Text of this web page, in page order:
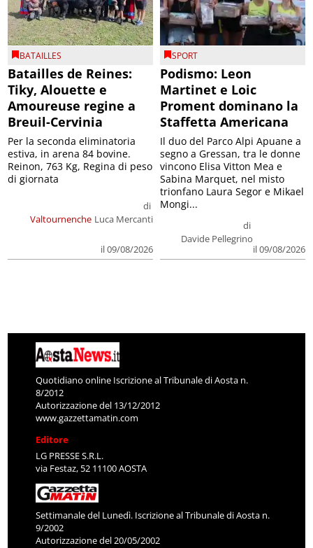
BATAILLES
Batailles de Reines:
Tiky, Alouette e
Amoureuse regine a
Breuil-Cervinia
Valtournenche
di
Luca Mercanti
il 09/08/2026
Per la seconda eliminatoria
estiva, in arena 84 bovine.
Reinon, 763 Kg, Regina di peso
di giornata
SPORT
Podismo: Leon
Martinet e Loic
Proment dominano la
Staffetta Americana
di
Davide Pellegrino
il 09/08/2026
Il duo del Parco Alpi Apuane a
segno a Gressan, tra le donne
vincono Elisa Vitton Mea e
Sabina Marquet, nel misto
trionfano Laura Segor e Mikael
Mongi...
Quotidiano online Iscrizione al Tribunale di Aosta n.
8/2012
Autorizzazione del 13/12/2012
www.gazzettamatin.com
Editore
LG PRESSE S.R.L.
via Festaz, 52 11100 AOSTA
Settimanale del Lunedì. Iscrizione al Tribunale di Aosta n.
9/2002
Autorizzazione del 20/05/2002